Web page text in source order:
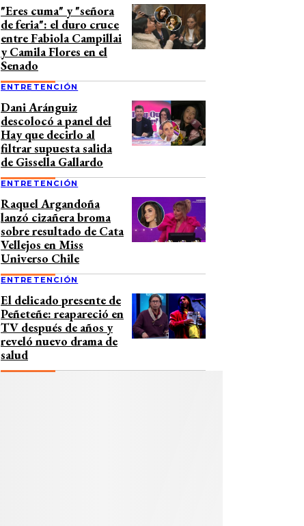
"Eres cuma" y "señora
de feria": el duro cruce
entre Fabiola Campillai
y Camila Flores en el
Senado
ENTRETENCIÓN
Dani Aránguiz
descolocó a panel del
Hay que decirlo al
filtrar supuesta salida
de Gissella Gallardo
ENTRETENCIÓN
Raquel Argandoña
lanzó cizañera broma
sobre resultado de Cata
Vellejos en Miss
Universo Chile
ENTRETENCIÓN
El delicado presente de
Peñeteñe: reapareció en
TV después de años y
reveló nuevo drama de
salud